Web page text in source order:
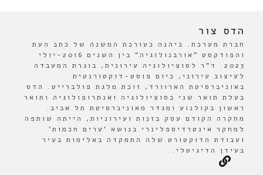
הדס צור
חברת מערכת. כיהנה כעורכת המשנה של כתב העת
והפודקסט "אורבנולוגיה" בין השנים 2016-יולי
2023. ד"ר לסוציולוגיה עירונית, בוגרת המעבדה
לעיצוב עירוני, כיום פוסט-דוקטורנטית
באוניברסיטת הארוורד, זוכת מלגת פולברייט. הדס
בעלת תואר שני בסוציולוגיה ואנתרופולוגיה ותואר
ראשון בקולנוע ומגדר מאוניברסיטת תל אביב.
מחקרה הקודם עסק בזנות ועירוניות, הייתה שותפה
למחקר אינטרדיספלינרי בנושא 'ערים חכמות'
ועבודת הדוקטורט שלה התמקדה באלימות בעיר
בעידן הדיגיטלי.